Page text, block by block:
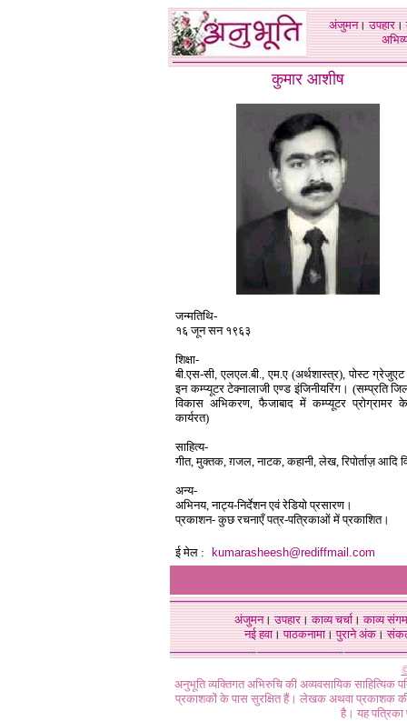
अंजुमन।उपहार।
कुमार आशीष
जन्मतिथि-
१६ जून सन १९६३
शिक्षा-
बी.एस-सी, एलएल.बी., एम.ए (अर्थशास्त्र), पोस्ट ग्रेजुएट
इन कम्प्यूटर टेक्नालाजी एण्ड इंजिनीयरिंग। (सम्प्रति
विकास अभिकरण, फैजाबाद में कम्प्यूटर
कार्यरत)
साहित्य-
गीत, मुक्तक, ग़जल, नाटक, कहानी, लेख, रिपोर्ताज़ आदि
अन्य-
अभिनय, नाट्य-निर्देशन एवं रेडियो प्रसारण।
प्रकाशन- कुछ रचनाएँ पत्र-पत्रिकाओं में प्रकाशित।
ई मेल : kumarasheesh@rediffmail.com
अंजुमन।उपहार।काव्य चर्चा।काव्य संगम
नई हवा। पाठकनामा। पुराने अंक।
अनुभूति व्यक्तिगत अभिरुचि की अव्यवसायिक
प्रकाशकों के पास सुरक्षित हैं। लेखक अथवा प्रकाशक की
है। यह पत्रिका